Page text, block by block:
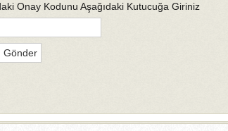
Onay Kodunu Aşağıdaki Kutucuğa Giriniz